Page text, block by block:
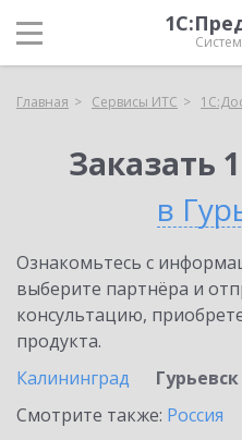
Главная Сервисы ИТС
Заказать
в
Ознакомьтесь с
выберите партнёра и
консультацию,
продукта.
Калининград
Гурьевск
Смотрите также: Россия